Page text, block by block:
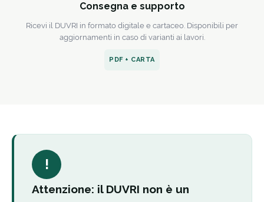
Consegna e supporto
Ricevi il DUVRI in formato digitale e cartaceo. Disponibili per
aggiornamenti in caso di varianti ai lavori.
PDF + CARTA
!
Attenzione: il DUVRI non è un